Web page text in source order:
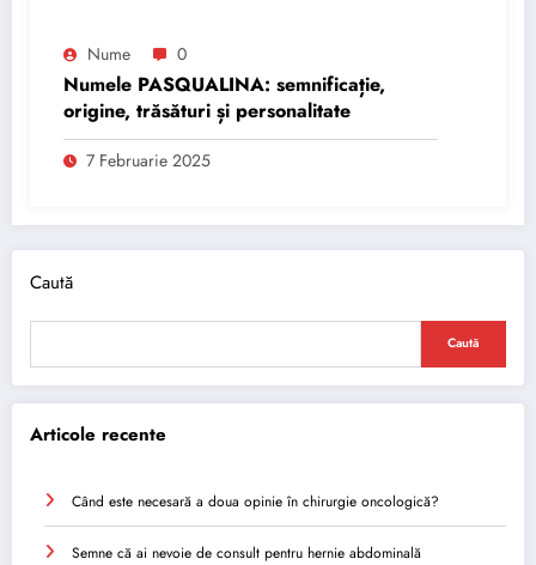
Nume 0
Numele PASQUALINA: semnificație,
origine, trăsături și personalitate
7 Februarie 2025
Caută
Caută
Articole recente
Când este necesară a doua opinie în chirurgie oncologică?
Semne că ai nevoie de consult pentru hernie abdominală